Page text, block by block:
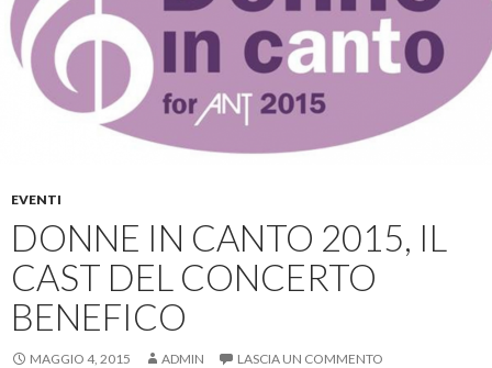
EVENTI
DONNE IN CANTO 2015, IL
CAST DEL CONCERTO
BENEFICO
MAGGIO 4, 2015 ADMIN LASCIA UN COMMENTO